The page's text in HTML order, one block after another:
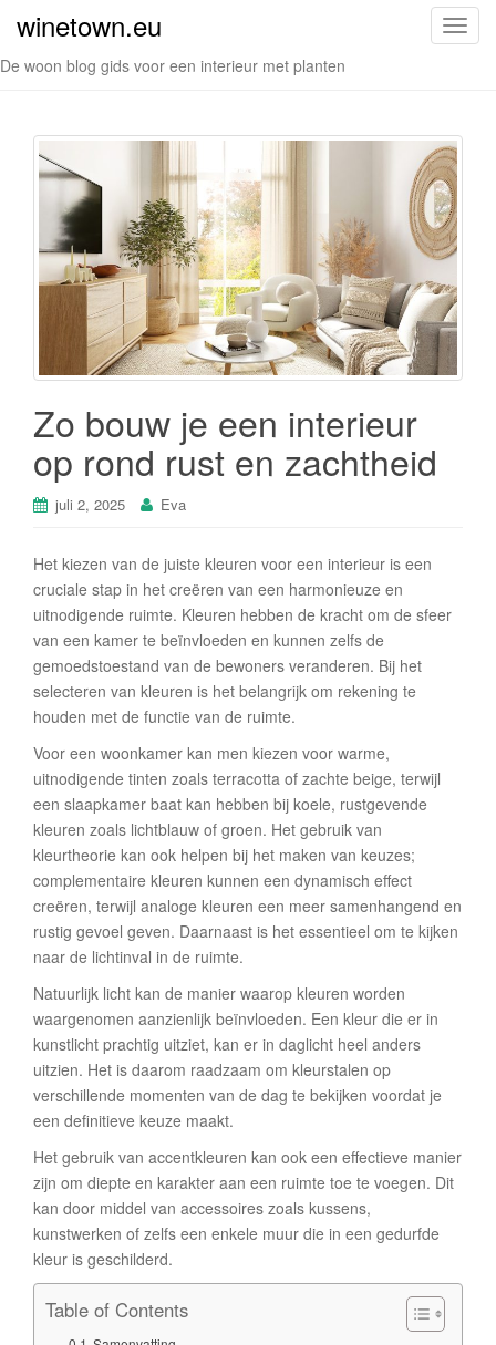
S
k
e
l
n
a
v
i
g
a
i
winetown.eu
De woon blog gids voor een interieur met planten
Zo bouw je een interieur
op rond rust en zachtheid
juli 2, 2025 Eva
Het kiezen van de juiste kleuren voor een interieur is een
cruciale stap in het creëren van een harmonieuze en
uitnodigende ruimte. Kleuren hebben de kracht om de sfeer
van een kamer te beïnvloeden en kunnen zelfs de
gemoedstoestand van de bewoners veranderen. Bij het
selecteren van kleuren is het belangrijk om rekening te
houden met de functie van de ruimte.
Voor een woonkamer kan men kiezen voor warme,
uitnodigende tinten zoals terracotta of zachte beige, terwijl
een slaapkamer baat kan hebben bij koele, rustgevende
kleuren zoals lichtblauw of groen. Het gebruik van
kleurtheorie kan ook helpen bij het maken van keuzes;
complementaire kleuren kunnen een dynamisch effect
creëren, terwijl analoge kleuren een meer samenhangend en
rustig gevoel geven. Daarnaast is het essentieel om te kijken
naar de lichtinval in de ruimte.
Natuurlijk licht kan de manier waarop kleuren worden
waargenomen aanzienlijk beïnvloeden. Een kleur die er in
kunstlicht prachtig uitziet, kan er in daglicht heel anders
uitzien. Het is daarom raadzaam om kleurstalen op
verschillende momenten van de dag te bekijken voordat je
een definitieve keuze maakt.
Het gebruik van accentkleuren kan ook een effectieve manier
zijn om diepte en karakter aan een ruimte toe te voegen. Dit
kan door middel van accessoires zoals kussens,
kunstwerken of zelfs een enkele muur die in een gedurfde
kleur is geschilderd.
Table of Contents